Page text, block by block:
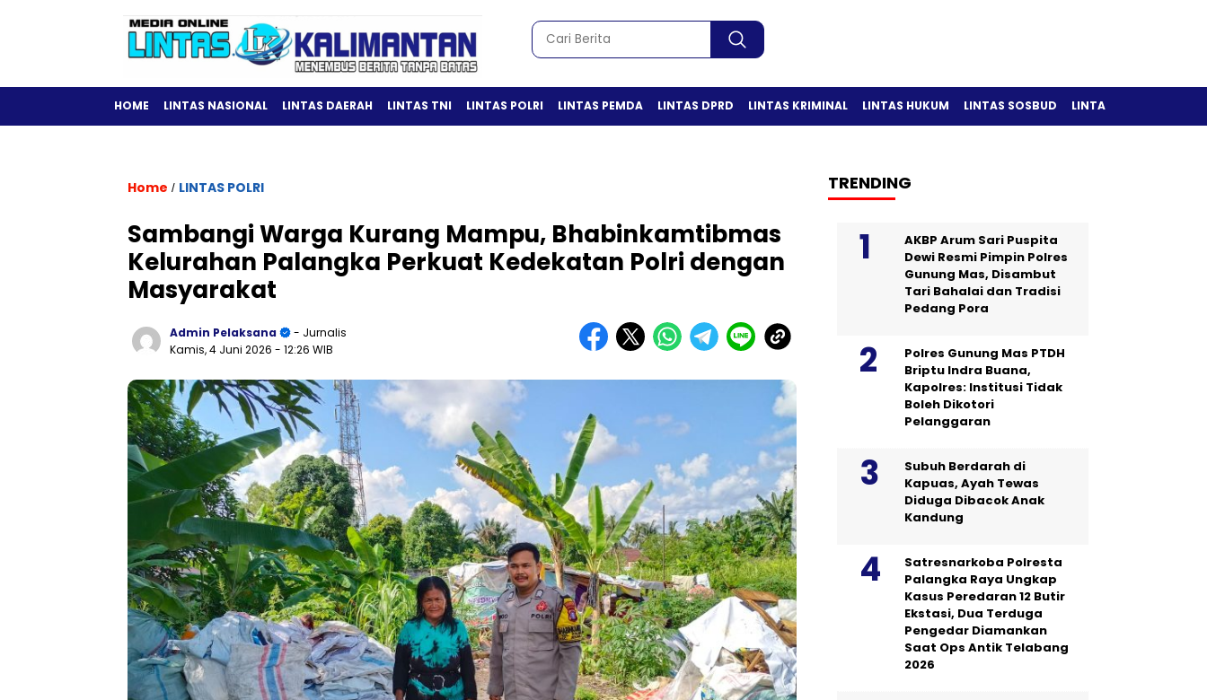
HOME LINTAS NASIONAL LINTAS DAERAH LINTAS TNI LINTAS POLRI LINTAS PEMDA LINTAS DPRD LINTAS KRIMINAL LINTAS HUKUM LINTAS SOSBUD LINTAS OLAH RAGA
Home / LINTAS POLRI
Sambangi Warga Kurang Mampu, Bhabinkamtibmas
Kelurahan Palangka Perkuat Kedekatan Polri dengan
Masyarakat
Admin Pelaksana
- Jurnalis
Kamis, 4 Juni 2026 - 12:26 WIB
TRENDING
AKBP Arum Sari Puspita
Dewi Resmi Pimpin Polres
Gunung Mas, Disambut
Tari Bahalai dan Tradisi
Pedang Pora
Polres Gunung Mas PTDH
Briptu Indra Buana,
Kapolres: Institusi Tidak
Boleh Dikotori
Pelanggaran
Subuh Berdarah di
Kapuas, Ayah Tewas
Diduga Dibacok Anak
Kandung
Satresnarkoba Polresta
Palangka Raya Ungkap
Kasus Peredaran 12 Butir
Ekstasi, Dua Terduga
Pengedar Diamankan
Saat Ops Antik Telabang
2026